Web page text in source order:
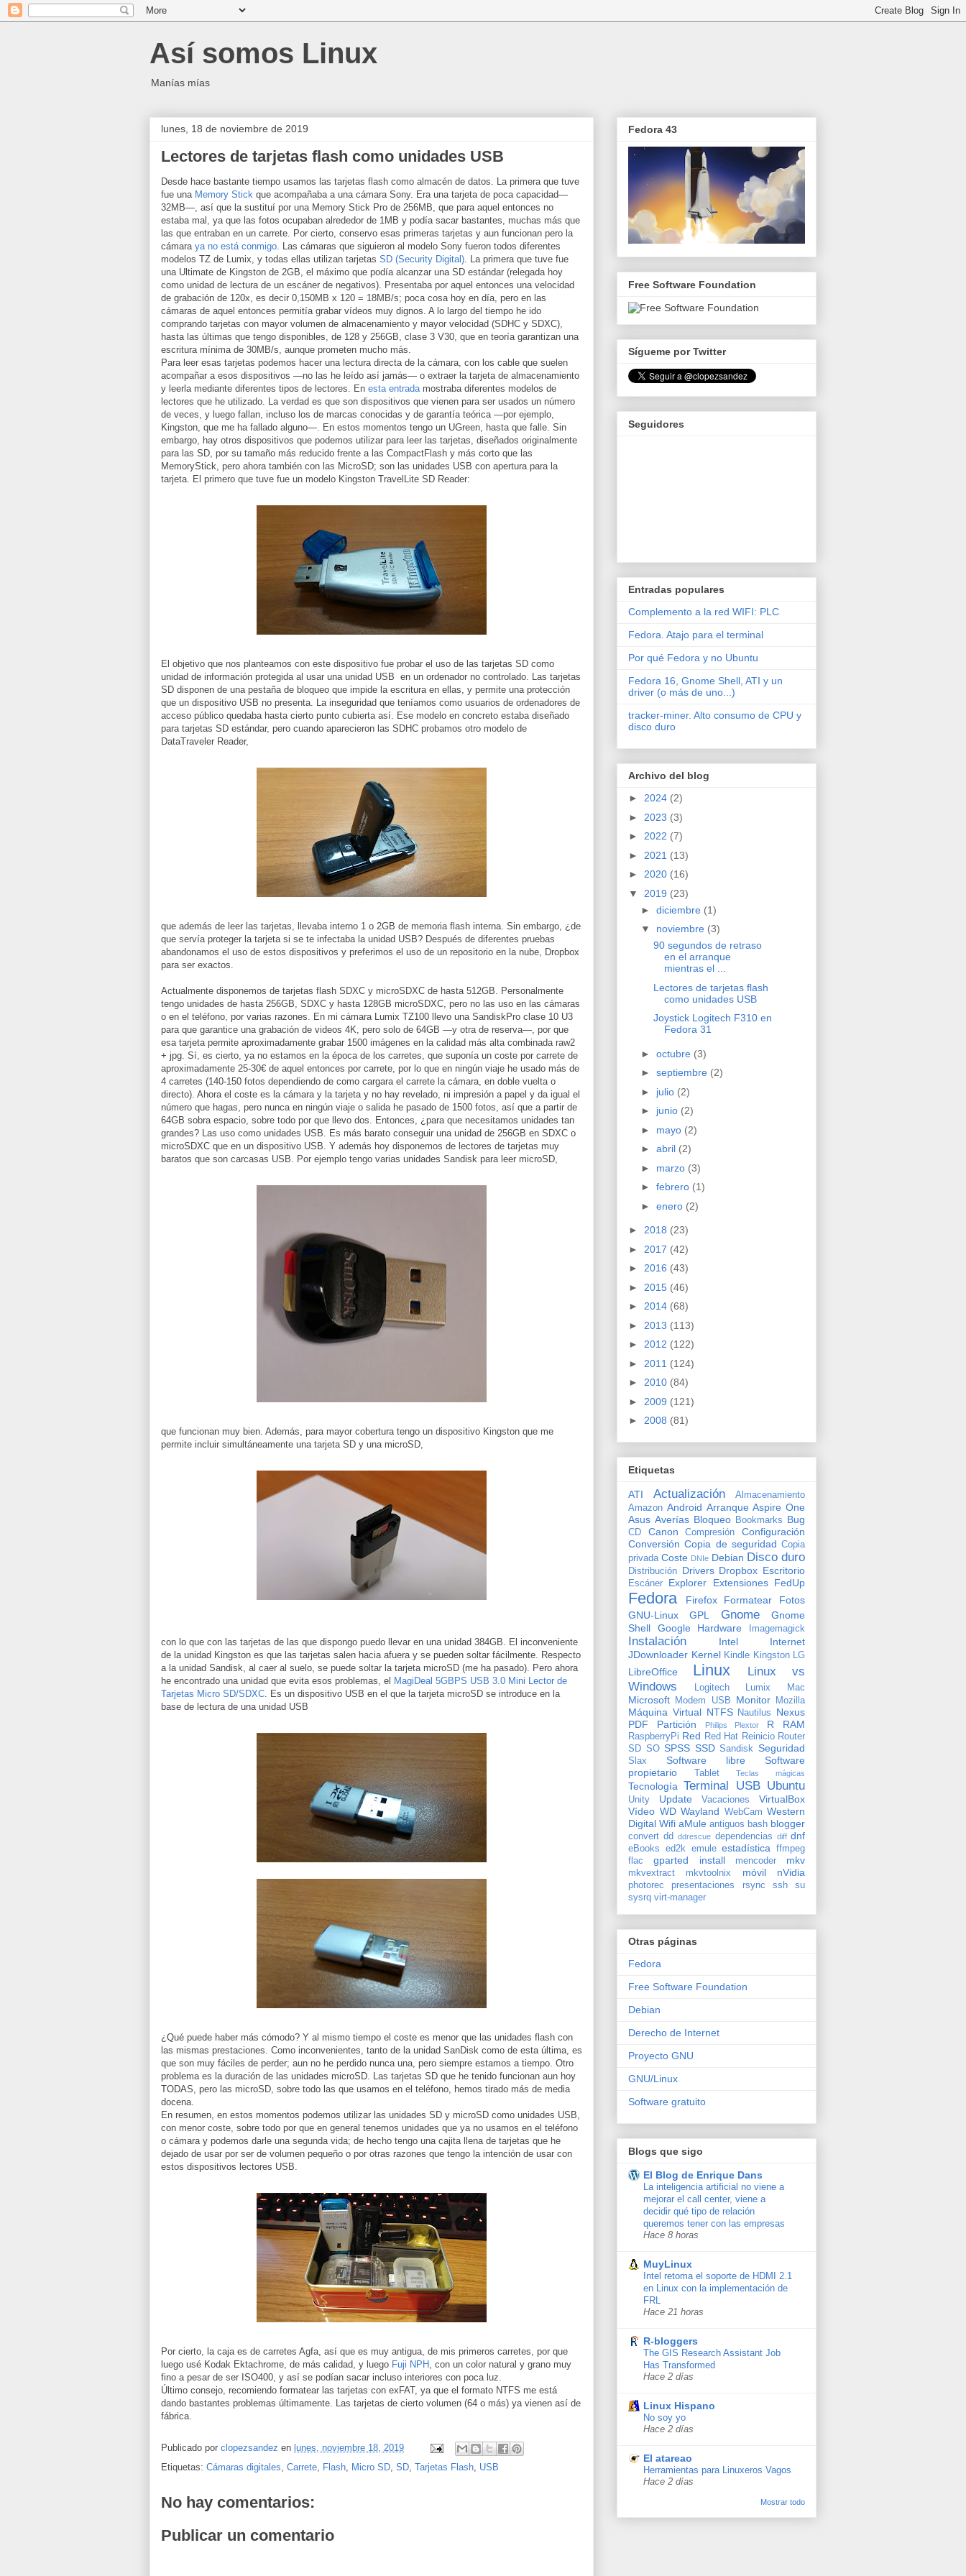
Así somos Linux
Manías mías
lunes, 18 de noviembre de 2019
Lectores de tarjetas flash como unidades USB
Desde hace bastante tiempo usamos las tarjetas flash como almacén de datos. La primera que tuve
fue una Memory Stick que acompañaba a una cámara Sony. Era una tarjeta de poca capacidad—
32MB—, así que la sustituí por una Memory Stick Pro de 256MB, que para aquel entonces no
estaba mal, ya que las fotos ocupaban alrededor de 1MB y podía sacar bastantes, muchas más que
las que entraban en un carrete. Por cierto, conservo esas primeras tarjetas y aun funcionan pero la
cámara ya no está conmigo. Las cámaras que siguieron al modelo Sony fueron todos diferentes
modelos TZ de Lumix, y todas ellas utilizan tarjetas SD (Security Digital). La primera que tuve fue
una Ultimate de Kingston de 2GB, el máximo que podía alcanzar una SD estándar (relegada hoy
como unidad de lectura de un escáner de negativos). Presentaba por aquel entonces una velocidad
de grabación de 120x, es decir 0,150MB x 120 = 18MB/s; poca cosa hoy en día, pero en las
cámaras de aquel entonces permitía grabar vídeos muy dignos. A lo largo del tiempo he ido
comprando tarjetas con mayor volumen de almacenamiento y mayor velocidad (SDHC y SDXC),
hasta las últimas que tengo disponibles, de 128 y 256GB, clase 3 V30, que en teoría garantizan una
escritura mínima de 30MB/s, aunque prometen mucho más.
Para leer esas tarjetas podemos hacer una lectura directa de la cámara, con los cable que suelen
acompañar a esos dispositivos —no las he leído así jamás— o extraer la tarjeta de almacenamiento
y leerla mediante diferentes tipos de lectores. En esta entradamostraba diferentes modelos de
lectores que he utilizado. La verdad es que son dispositivos que vienen para ser usados un número
de veces, y luego fallan, incluso los de marcas conocidas y de garantía teórica —por ejemplo,
Kingston, que me ha fallado alguno—. En estos momentos tengo un UGreen, hasta que falle. Sin
embargo, hay otros dispositivos que podemos utilizar para leer las tarjetas, diseñados originalmente
para las SD, por su tamaño más reducido frente a las CompactFlash y más corto que las
MemoryStick, pero ahora también con las MicroSD; son las unidades USB con apertura para la
tarjeta. El primero que tuve fue un modelo Kingston TravelLite SD Reader:
El objetivo que nos planteamos con este dispositivo fue probar el uso de las tarjetas SD como
unidad de información protegida al usar una unidad USB en un ordenador no controlado. Las tarjetas
SD disponen de una pestaña de bloqueo que impide la escritura en ellas, y permite una protección
que un dispositivo USB no presenta. La inseguridad que teníamos como usuarios de ordenadores de
acceso público quedaba hasta cierto punto cubierta así. Ese modelo en concreto estaba diseñado
para tarjetas SD estándar, pero cuando aparecieron las SDHC probamos otro modelo de
DataTraveler Reader,
que además de leer las tarjetas, llevaba interno 1 o 2GB de memoria flash interna. Sin embargo, ¿de
que servía proteger la tarjeta si se te infectaba la unidad USB? Después de diferentes pruebas
abandonamos el uso de estos dispositivos y preferimos el uso de un repositorio en la nube, Dropbox
para ser exactos.
Actualmente disponemos de tarjetas flash SDXC y microSDXC de hasta 512GB. Personalmente
tengo unidades de hasta 256GB, SDXC y hasta 128GB microSDXC, pero no las uso en las cámaras
o en el teléfono, por varias razones. En mi cámara Lumix TZ100 llevo una SandiskPro clase 10 U3
para que garantice una grabación de videos 4K, pero solo de 64GB —y otra de reserva—, por que
esa tarjeta permite aproximadamente grabar 1500 imágenes en la calidad más alta combinada raw2
+ jpg. Sí, es cierto, ya no estamos en la época de los carretes, que suponía un coste por carrete de
aproximadamente 25-30€ de aquel entonces por carrete, por lo que en ningún viaje he usado más de
4 carretes (140-150 fotos dependiendo de como cargara el carrete la cámara, en doble vuelta o
directo). Ahora el coste es la cámara y la tarjeta y no hay revelado, ni impresión a papel y da igual el
número que hagas, pero nunca en ningún viaje o salida he pasado de 1500 fotos, así que a partir de
64GB sobra espacio, sobre todo por que llevo dos. Entonces, ¿para que necesitamos unidades tan
grandes? Las uso como unidades USB. Es más barato conseguir una unidad de 256GB en SDXC o
microSDXC que en un dispositivo USB. Y además hoy disponemos de lectores de tarjetas muy
baratos que son carcasas USB. Por ejemplo tengo varias unidades Sandisk para leer microSD,
que funcionan muy bien. Además, para mayor cobertura tengo un dispositivo Kingston que me
permite incluir simultáneamente una tarjeta SD y una microSD,
con lo que con las tarjetas de las que dispongo puedo llevar en una unidad 384GB. El inconveniente
de la unidad Kingston es que las tarjetas salen hacia afuera y se pueden soltar fácilmente. Respecto
a la unidad Sandisk, al caer al suelo, se puede soltar la tarjeta microSD (me ha pasado). Pero ahora
he encontrado una unidad que evita esos problemas, el MagiDeal 5GBPS USB 3.0 Mini Lector de
Tarjetas Micro SD/SDXC. Es un dispositivo USB en el que la tarjeta microSD se introduce en la
base de lectura de una unidad USB
¿Qué puede haber más cómodo? Y al mismo tiempo el coste es menor que las unidades flash con
las mismas prestaciones. Como inconvenientes, tanto de la unidad SanDisk como de esta última, es
que son muy fáciles de perder; aun no he perdido nunca una, pero siempre estamos a tiempo. Otro
problema es la duración de las unidades microSD. Las tarjetas SD que he tenido funcionan aun hoy
TODAS, pero las microSD, sobre todo las que usamos en el teléfono, hemos tirado más de media
docena.
En resumen, en estos momentos podemos utilizar las unidades SD y microSD como unidades USB,
con menor coste, sobre todo por que en general tenemos unidades que ya no usamos en el teléfono
o cámara y podemos darle una segunda vida; de hecho tengo una cajita llena de tarjetas que he
dejado de usar por ser de volumen pequeño o por otras razones que tengo la intención de usar con
estos dispositivos lectores USB.
Por cierto, la caja es de carretes Agfa, así que es muy antigua, de mis primeros carretes, por que
luego usé Kodak Ektachrome, de más calidad, y luego Fuji NPH , con un color natural y grano muy
fino a pesar de ser ISO400, y así se podían sacar incluso interiores con poca luz.
Último consejo, recomiendo formatear las tarjetas con exFAT, ya que el formato NTFS me está
dando bastantes problemas últimamente. Las tarjetas de cierto volumen (64 o más) ya vienen así de
fábrica.
Publicado por clopezsandez en lunes, noviembre 18, 2019
Etiquetas: Cámaras digitales, Carrete, Flash, Micro SD, SD, Tarjetas Flash, USB
No hay comentarios:
Publicar un comentario
Fedora 43
Free Software Foundation
Sígueme por Twitter
Seguidores
Entradas populares
Complemento a la red WIFI: PLC
Fedora. Atajo para el terminal
Por qué Fedora y no Ubuntu
Fedora 16, Gnome Shell, ATI y un
driver (o más de uno...)
tracker-miner. Alto consumo de CPU y
disco duro
Archivo del blog
► 2024 (2)
► 2023 (3)
► 2022 (7)
► 2021 (13)
► 2020 (16)
▼ 2019 (23)
► diciembre (1)
▼ noviembre (3)
90 segundos de retraso
en el arranque
mientras el ...
Lectores de tarjetas flash
como unidades USB
Joystick Logitech F310 en
Fedora 31
► octubre (3)
► septiembre (2)
► julio (2)
► junio (2)
► mayo (2)
► abril (2)
► marzo (3)
► febrero (1)
► enero (2)
► 2018 (23)
► 2017 (42)
► 2016 (43)
► 2015 (46)
► 2014 (68)
► 2013 (113)
► 2012 (122)
► 2011 (124)
► 2010 (84)
► 2009 (121)
► 2008 (81)
Etiquetas
ATI Actualización
Almacenamiento
Amazon Android Arranque Aspire One
Asus Averías Bloqueo Bookmarks Bug
CD Canon Compresión
Configuración
Conversión Copia de seguridad Copia
privada Coste DNIe Debian Disco duro
Distribución Drivers Dropbox Escritorio
Escáner Explorer Extensiones FedUp
Fedora Firefox Formatear
Fotos
GNU-Linux
GPL Gnome
Gnome
Shell
Google Hardware Imagemagick
Instalación Intel
Internet
JDownloader Kernel Kindle Kingston LG
LibreOffice Linux
Linux vs
Windows
Logitech Lumix Mac
Microsoft Modem USB Monitor Mozilla
Máquina Virtual NTFS Nautilus
Nexus
PDF
Partición Philips Plextor R RAM
RaspberryPi Red Red Hat Reinicio Router
SD SO SPSS SSD Sandisk Seguridad
Slax Software libre
Software
propietario
Tablet Teclas mágicas
Tecnología Terminal USB Ubuntu
Unity Update Vacaciones
VirtualBox
Vídeo WD Wayland WebCam Western
Digital Wifi aMule antiguos bash blogger
convert dd ddrescue dependencias diff dnf
eBooks ed2k emule estadística
ffmpeg
flac
gparted install mencoder mkv
mkvextract mkvtoolnix móvil nVidia
photorec presentaciones rsync ssh
su
sysrq virt-manager
Otras páginas
Fedora
Free Software Foundation
Debian
Derecho de Internet
Proyecto GNU
GNU/Linux
Software gratuito
Blogs que sigo
El Blog de Enrique Dans
La inteligencia artificial no viene a
mejorar el call center, viene a
decidir qué tipo de relación
queremos tener con las empresas
Hace 8 horas
MuyLinux
Intel retoma el soporte de HDMI 2.1
en Linux con la implementación de
FRL
Hace 21 horas
R-bloggers
The GIS Research Assistant Job
Has Transformed
Hace 2 días
Linux Hispano
No soy yo
Hace 2 días
El atareao
Herramientas para Linuxeros Vagos
Hace 2 días
Mostrar todo